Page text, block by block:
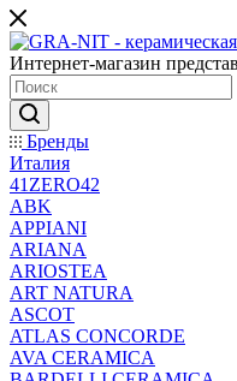
Интернет-магазин
Бренды
Италия
41ZERO42
ABK
APPIANI
ARIANA
ARIOSTEA
ART NATURA
ASCOT
ATLAS CONCORDE
AVA CERAMICA